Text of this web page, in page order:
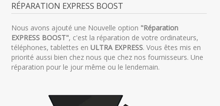
RÉPARATION EXPRESS BOOST
Nous avons ajouté une Nouvelle option "Réparation
EXPRESS BOOST", c'est la réparation de votre ordinateurs,
téléphones, tablettes en ULTRA EXPRESS. Vous êtes mis en
priorité aussi bien chez nous que chez nos fournisseurs. Une
réparation pour le jour même ou le lendemain.